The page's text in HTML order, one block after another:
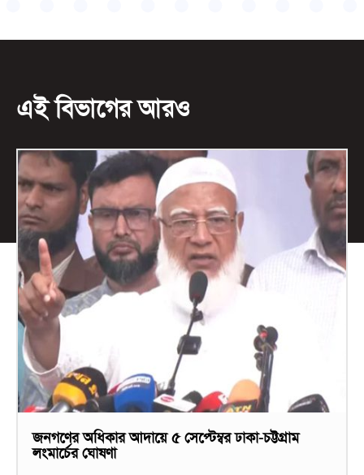
এই বিভাগের আরও
জনগণের অধিকার আদায়ে ৫ সেপ্টেম্বর ঢাকা-চট্টগ্রাম
লংমার্চের ঘোষণা